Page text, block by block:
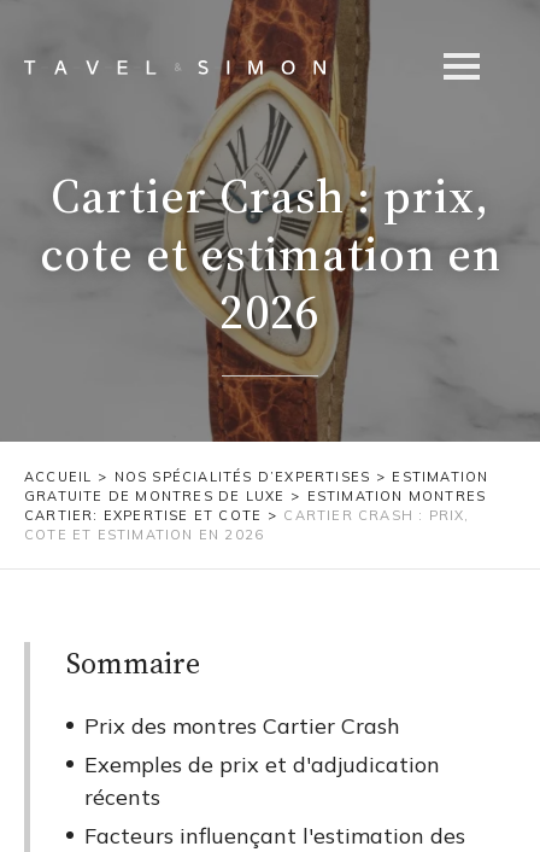
Cartier Crash : prix,
cote et estimation en
2026
ACCUEIL > NOS SPÉCIALITÉS D’EXPERTISES > ESTIMATION
GRATUITE DE MONTRES DE LUXE > ESTIMATION MONTRES
CARTIER: EXPERTISE ET COTE > CARTIER CRASH : PRIX,
COTE ET ESTIMATION EN 2026
Sommaire
Prix des montres Cartier Crash
Exemples de prix et d'adjudication
récents
Facteurs influençant l'estimation des